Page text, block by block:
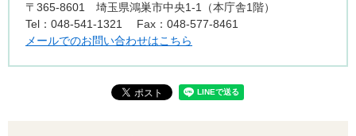
〒365-8601
埼玉県鴻巣市中央1-1（本庁舎1階）
Tel：048-541-1321
Fax：048-577-8461
メールでのお問い合わせはこちら